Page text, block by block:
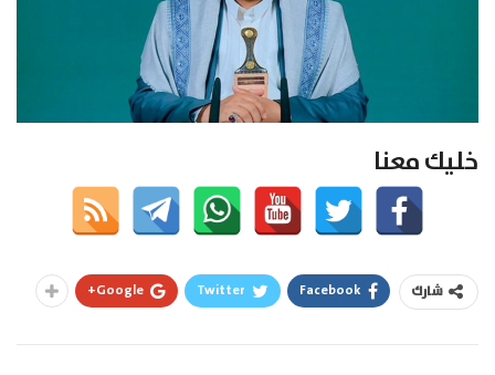
خليك معنا
شارك Facebook
Twitter
Google+